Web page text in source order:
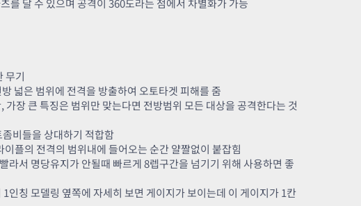
를 달 수 있으며 공격이 360도라는 점에서 차별화가 가능
무기
넓은 범위에 전격을 방출하여 오토타겟 피해를 줌
장 큰 특징은 범위만 맞는다면 전방범위 모든 대상을 공격한다는 것
비들을 상대하기 적합함
플의 전격의 범위내에 들어오는 순간 얄짤없이 붙잡힘
라서 명당유지가 안될때 빠르게 8렙구간을 넘기기 위해 사용하면 좋
인칭 모델링 옆쪽에 자세히 보면 게이지가 보이는데 이 게이지가 1칸